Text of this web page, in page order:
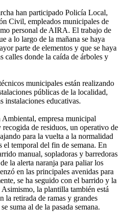
han participado Policía Local,
Civil, empleados municipales de
personal de AIRA. El trabajo de
a lo largo de la mañana se haya
parte de elementos y que se haya
calles donde la caída de árboles y
municipales están realizando
públicas de la localidad,
instalaciones educativas.
empresa municipal
de residuos, un operativo de
para la vuelta a la normalidad
el temporal del fin de semana. En
manual, sopladoras y barredoras
la alerta naranja para paliar los
en las principales avenidas para
se ha seguido con el barrido y la
la plantilla también está
la retirada de ramas y grandes
suma al de la pasada semana.